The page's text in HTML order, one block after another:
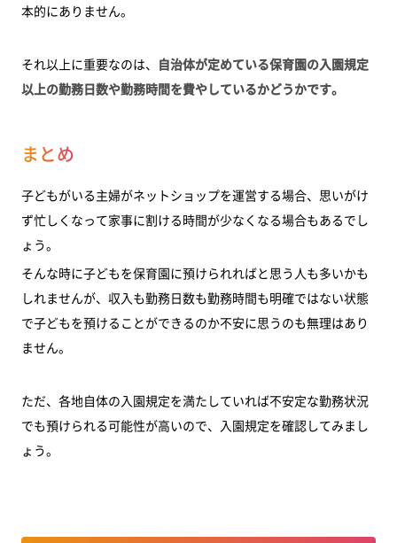
本的にありません。
それ以上に重要なのは、 自治体が定めている保育園の入園規定
以上の勤務日数や勤務時間を費やしているかどうかです。
まとめ
子どもがいる主婦がネットショップを運営する場合、思いがけ
ず忙しくなって家事に割ける時間が少なくなる場合もあるでし
ょう。
そんな時に子どもを保育園に預けられればと思う人も多いかも
しれませんが、収入も勤務日数も勤務時間も明確ではない状態
で子どもを預けることができるのか不安に思うのも無理はあり
ません。
ただ、各地自体の入園規定を満たしていれば不安定な勤務状況
でも預けられる可能性が高いので、入園規定を確認してみまし
ょう。